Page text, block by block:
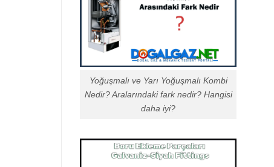
Yoğuşmalı ve Yarı Yoğuşmalı Kombi
Nedir? Aralarındaki fark nedir? Hangisi
daha iyi?